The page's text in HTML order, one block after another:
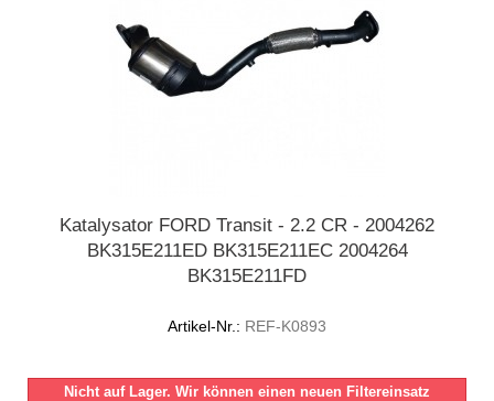
Katalysator FORD Transit - 2.2 CR - 2004262
BK315E211ED BK315E211EC 2004264
BK315E211FD
Artikel-Nr.: REF-K0893
Nicht auf Lager. Wir können einen neuen Filtereinsatz